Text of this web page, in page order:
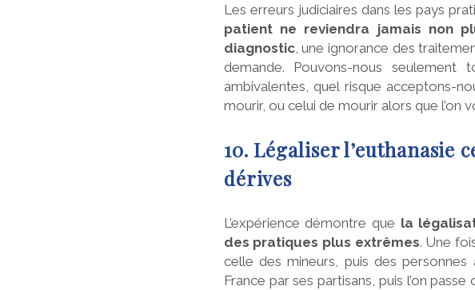
Les erreurs judiciaires dans les pays
patient ne reviendra jamais non
diagnostic, une ignorance des
demande. Pouvons-nous
ambivalentes, quel risque acceptons-
mourir, ou celui de mourir alors que l’on
10. Légaliser l’euthanasie
dérives
L’expérience démontre que la
des pratiques plus extrêmes. Une
celle des mineurs, puis des
France par ses partisans, puis l’on